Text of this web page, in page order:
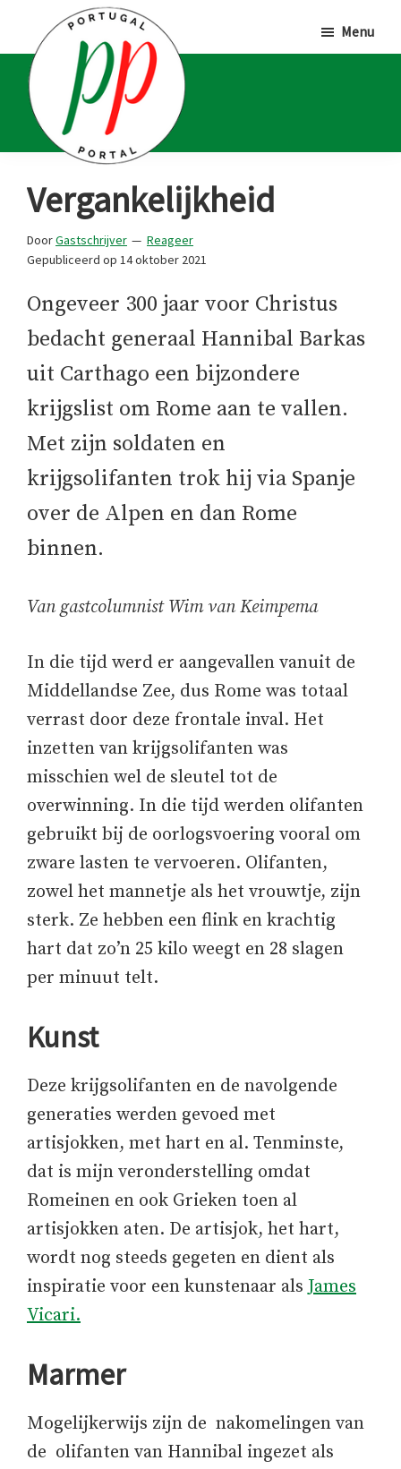
hoofd
inhoud
eerste
sidebar
voettekst
Portal
Portugalliefhebbers
en
-
fanaten
Menu
Vergankelijkheid
DoorGastschrijver
Reageer
Gepubliceerd op 14 oktober 2021
Ongeveer 300 jaar voor Christus
bedacht generaal Hannibal Barkas
uit Carthago een bijzondere
krijgslist om Rome aan te vallen.
Met zijn soldaten en
krijgsolifanten trok hij via Spanje
over de Alpen en dan Rome
binnen.
Van gastcolumnist Wim van Keimpema
In die tijd werd er aangevallen vanuit de
Middellandse Zee, dus Rome was totaal
verrast door deze frontale inval. Het
inzetten van krijgsolifanten was
misschien wel de sleutel tot de
overwinning. In die tijd werden olifanten
gebruikt bij de oorlogsvoering vooral om
zware lasten te vervoeren. Olifanten,
zowel het mannetje als het vrouwtje, zijn
sterk. Ze hebben een flink en krachtig
hart dat zo’n 25 kilo weegt en 28 slagen
per minuut telt.
Kunst
Deze krijgsolifanten en de navolgende
generaties werden gevoed met
artisjokken, met hart en al. Tenminste,
dat is mijn veronderstelling omdat
Romeinen en ook Grieken toen al
artisjokken aten. De artisjok, het hart,
wordt nog steeds gegeten en dient als
inspiratie voor een kunstenaar alsJames
Vicari.
Marmer
Mogelijkerwijs zijn de nakomelingen van
de olifanten van Hannibal ingezet als